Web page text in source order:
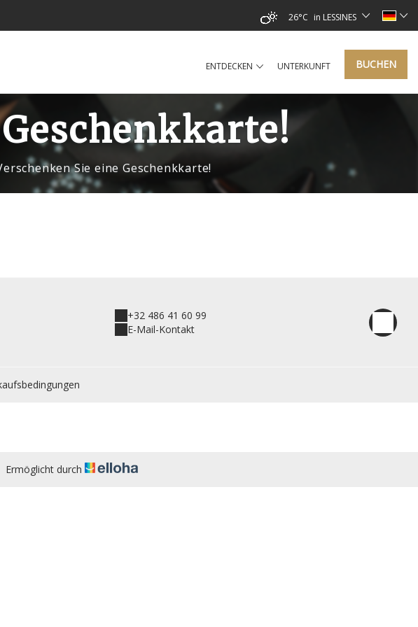
26°C in LESSINES
ENTDECKEN UNTERKUNFT BUCHEN
Sie eine Geschenkkarte!
+32 486 41 60 99
E-Mail-Kontakt
Ermöglicht durch